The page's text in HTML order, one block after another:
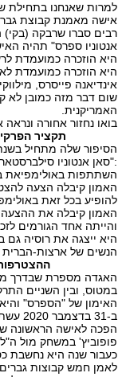
אישה מאמנת קבוצת
רבים סברו שרבקה (בקי)
אנטוניו ספרס" תהיה
היא הוזכרה כמועמדת
היא הוזכרה כמועמדת
אינדיאנה פייסרס,
שום דבר מזה כמובן לא
האמריקנית.
בואו נחזור אחורה
תקציר
:"סאן אנטוניו
השתתפות באולימפיאת
האמון קיבלה הצעה
להופיע בכל זאת
האמון קיבלה את ההצעה
והייתה אחד הגורמים
היא ייצגה את רוסיה
הנשים של ארצות-הברית
האגדה מספרת שבדרך
במטוס, ובין השניים
האימון של "הספרס"
הפכה לאישה הראשונה
פופוביץ' במשחק מול
כעבור שנה היא נחשבת
לאמן חמש קבוצות גברים